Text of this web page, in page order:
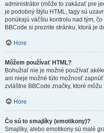
administrátor (môže to zakázať pre
je podobný štýlu HTML, tagy sú
ponúkajú väčšiu kontrolu nad tým,
BBCode si prezrite stránku, ktorá je
Hore
Môžem používať HTML?
Bohužiaľ nie je možné používať
ani nieje možné túto možnosť
zvláštne BBCode značky, ktoré
Hore
Čo sú to smajlíky (emotikony)?
Smajlíky, alebo emotikony sú malé